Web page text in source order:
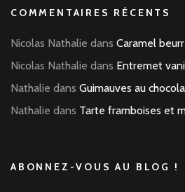
COMMENTAIRES RÉCENTS
Nicolas Nathalie dans Caramel
Nicolas Nathalie dans Entremet
Nathalie dans Guimauves au
Nathalie dans Tarte framboises et
ABONNEZ-VOUS AU BLOG !